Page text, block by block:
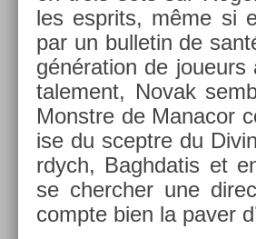
les esprits, même si
par un bul­letin de
généra­tion de
tale­ment, Novak
Monstre de Man­acor
ise du sceptre du
rdych, Baghdatis et
se cherch­er une
com­pte bien la paver